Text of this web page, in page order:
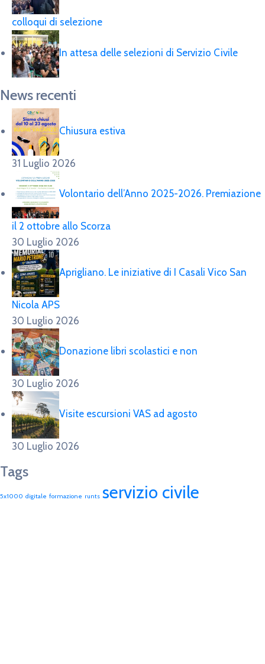
colloqui di selezione
In attesa delle selezioni di Servizio Civile
News recenti
Chiusura estiva
31 Luglio 2026
Volontario dell’Anno 2025-2026. Premiazione
il 2 ottobre allo Scorza
30 Luglio 2026
Aprigliano. Le iniziative di I Casali Vico San
Nicola APS
30 Luglio 2026
Donazione libri scolastici e non
30 Luglio 2026
Visite escursioni VAS ad agosto
30 Luglio 2026
Tags
5x1000 digitale formazione runts servizio civile